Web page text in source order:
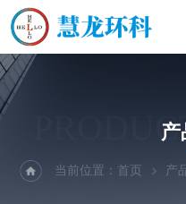
当前位置：首页 产